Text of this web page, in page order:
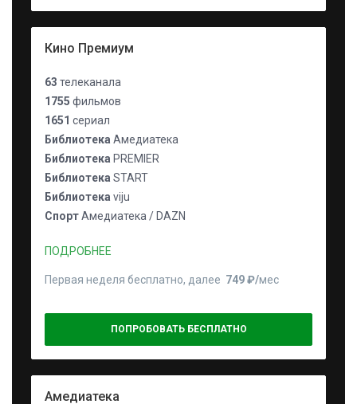
Кино Премиум
63 телеканала
1755 фильмов
1651 сериал
Библиотека Амедиатека
Библиотека PREMIER
Библиотека START
Библиотека viju
СпортАмедиатека / DAZN
ПОДРОБНЕЕ
Первая неделя бесплатно, далее 749 ₽⁠/⁠мес
ПОПРОБОВАТЬ БЕСПЛАТНО
Амедиатека